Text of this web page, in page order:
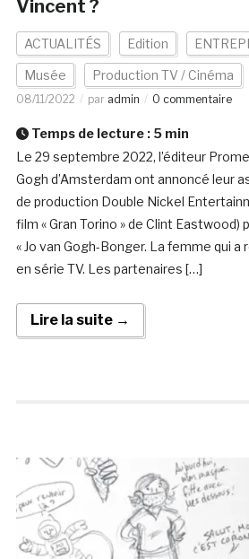
Vincent ?
ACTUALITÉS Edition
Musée Production TV / Cinéma
08/11/2022 par admin 0 commentaire
Temps de lecture : 5 min
Le 29 septembre 2022, l’éditeur
Gogh d’Amsterdam ont annoncé leur
de production Double Nickel
film « Gran Torino » de Clint Eastwood)
« Jo van Gogh-Bonger. La femme qui a
en série TV. Les partenaires […]
Lire la suite →